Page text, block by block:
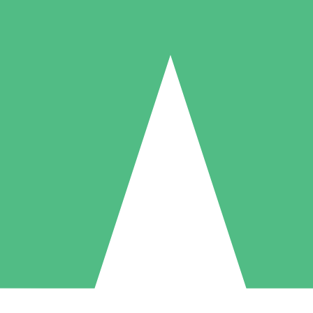
Individuelle Credit-Pakete
nach Bedarf mit Download-Credits. Keine monatliche Verpflichtung